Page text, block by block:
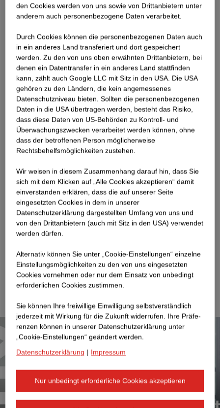
Andreas, Polier im Hochbau
alles im Blick behält und was ihm am meisten
Spaß bei der Arbeit macht.
Mehr erfahren
Erfahre, was unsere
Mitarbeiter:innen antreibt
Christoph, Internationaler Projektleiter
Erfahre, wie er Herausforderungen meistert, Teamarbeit fördert
und den Fortschritt in einem Hochwasserschutzprojekt im
Oman vorantreibt.
Marion, Softwareentwicklerin
Marion zeigt euch, was ihre Mission in der Softwareentwicklung
Gerald, Bauleiter Verkehrswegebau
Erfahrt, wie Gerald zur Baubranche kam, was seine Aufgaben
als Bauleiter bei STRABAG sind und was er Bewerber:innen
den Cookies werden von uns sowie von Drittanbietern unter
anderem auch personenbezogene Daten verarbeitet.
Durch Cookies können die personenbezogenen Daten auch
in ein anderes Land transferiert und dort gespeichert
werden. Zu den von uns oben erwähnten Drittanbietern, bei
denen ein Datentransfer in ein anderes Land stattfinden
kann, zählt auch Google LLC mit Sitz in den USA. Die USA
gehören zu den Ländern, die kein angemessenes
Datenschutzniveau bieten. Sollten die personenbezogenen
Daten in die USA übertragen werden, besteht das Risiko,
dass diese Daten von US-Behörden zu Kontroll- und
Überwachungszwecken verarbeitet werden können, ohne
dass der betroffenen Person möglicherweise
Rechtsbehelfsmöglichkeiten zustehen.
Wir weisen in diesem Zusammenhang darauf hin, dass Sie
sich mit dem Klicken auf „Alle Cookies akzeptieren“ damit
ein­ver­standen erklären, dass die auf unserer Seite
eingesetzten Cookies in dem in unserer
Datenschutzerklärung dargestellten Umfang von uns und
von den Drittanbietern (auch mit Sitz in den USA) verwendet
werden dürfen.
Alternativ können Sie unter „Cookie-Einstellungen“ einzelne
Einstellungsmöglichkeiten zu den von uns eingesetzten
Cookies vornehmen oder nur dem Einsatz von unbedingt
erforderlichen Cookies zustimmen.
Sie können Ihre freiwillige Einwilligung selbstverständlich
jederzeit mit Wirkung für die Zukunft widerrufen. Ihre Prä­fe­
renzen können in unserer Datenschutzerklärung unter
„Cookie-Einstellungen“ geändert werden.
Datenschutzerklärung | Impressum
Nur unbedingt erforderliche Cookies akzeptieren